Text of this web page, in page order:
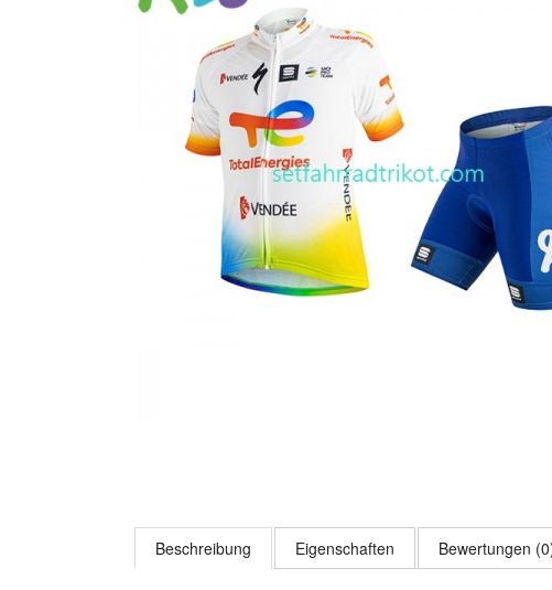
Beschreibung Eigenschaften Bewertungen